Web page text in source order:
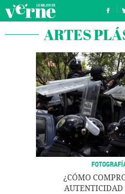
ARTES
¿CÓMO
AUTENTICIDAD